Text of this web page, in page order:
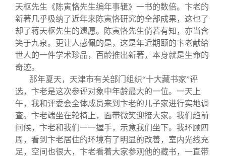
天枢先生《陈寅恪先生编年事辑》一书的数倍。卞老的
新著几乎吸纳了近年来陈寅恪研究的全部成果，这也了
却了蒋天枢先生的遗愿。陈寅恪先生倘若有知，亦当含
笑于九泉。更让人感佩的是，这是年近期颐的卞老献给
世人的一件学术珍品，百龄推出新著，本身就是生命的
奇迹。
那年夏天，天津市有关部门组织“十大藏书家”评
选，卞老是这次参评对象中年龄最大的一位。一天上
午，我和评委会全体成员来到卞老的儿子家进行实地调
查。卞老端坐在轮椅上，面带微笑迎接大家。我们趋前
问候，卞老和我们一一握手，示意我们坐下。我环顾四
周，看到卞老居住的环境有了明显的改善，室内光线充
足，空间也很大，卞老看着大家参观他的藏书，一直带